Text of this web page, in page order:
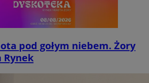
pod gołym niebem. Żory
Rynek